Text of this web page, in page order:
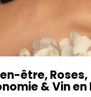
être, Roses,
& Vin